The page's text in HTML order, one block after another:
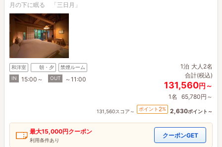
月の下に眠る 「三日月」
和洋室 朝・夕
禁煙ルーム
IN
15:00～ OUT ～11:00
1泊 大人2名
合計(税込)
131,560円～
1名 65,780円～
131,560スコア～ ポイント 2% 2,630ポイント～
最大15,000円クーポン
利用条件あり
クーポンGET